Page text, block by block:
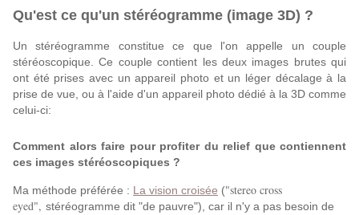
Qu'est ce qu'un stéréogramme (image 3D) ?
Un stéréogramme constitue ce que l'on appelle un couple
stéréoscopique. Ce couple contient les deux images brutes qui
ont été prises avec un appareil photo et un léger décalage à la
prise de vue, ou à l'aide d'un appareil photo dédié à la 3D comme
celui-ci:
Comment alors faire pour profiter du relief que contiennent
ces images stéréoscopiques ?
Ma méthode préférée : La vision croisée ("stereo cross
eyed", stéréogramme dit "de pauvre"), car il n'y a pas besoin de